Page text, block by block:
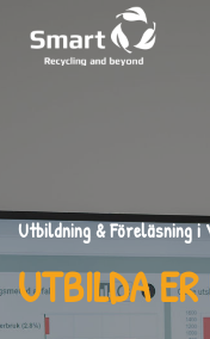
Utbildning & Föreläsning i
UTBILDA